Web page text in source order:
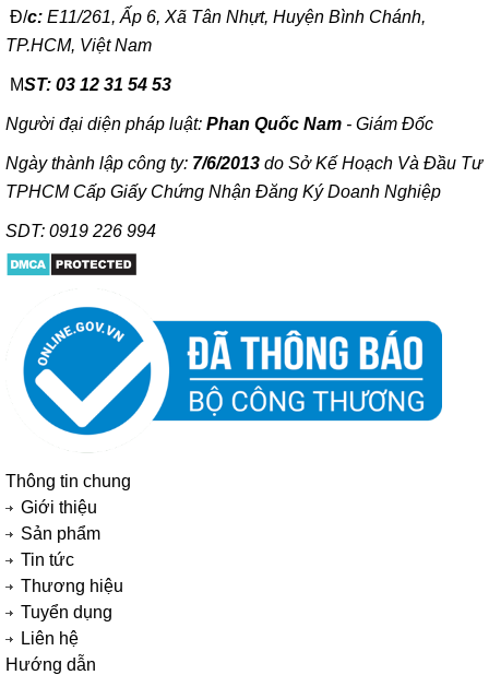
Đ/c: E11/261, Ấp 6, Xã Tân Nhựt, Huyện Bình Chánh,
TP.HCM, Việt Nam
MST: 03 12 31 54 53
Người đại diện pháp luật: Phan Quốc Nam - Giám Đốc
Ngày thành lập công ty: 7/6/2013 do Sở Kế Hoạch Và Đầu Tư
TPHCM Cấp Giấy Chứng Nhận Đăng Ký Doanh Nghiệp
SDT: 0919 226 994
Thông tin chung
Giới thiệu
Sản phẩm
Tin tức
Thương hiệu
Tuyển dụng
Liên hệ
Hướng dẫn